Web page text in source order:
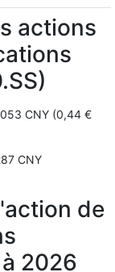
actions
CNY (0,44 €
CNY
de
2026